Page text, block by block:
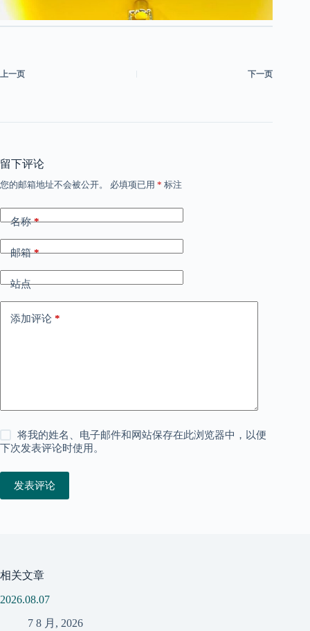
上一页 下一页
留下评论
您的邮箱地址不会被公开。 必填项已用 * 标注
名称*
邮箱*
站点
添加评论 *
将我的姓名、电子邮件和网站保存在此浏览器中，以便
下次发表评论时使用。
发表评论
相关文章
2026.08.07
7 8 月, 2026